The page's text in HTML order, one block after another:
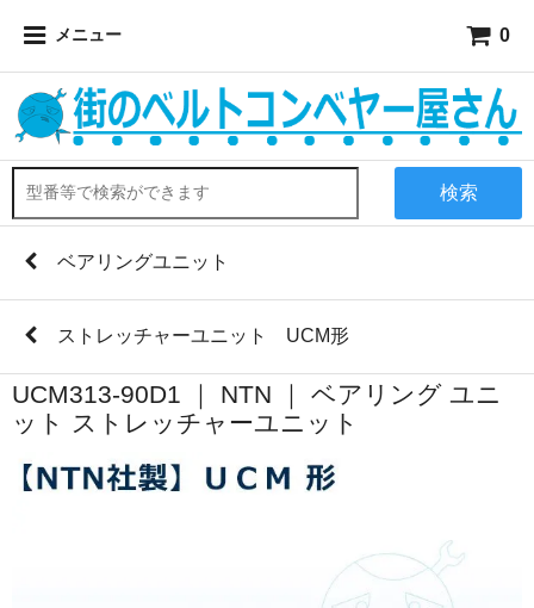
メニュー 0
検索
ベアリングユニット
ストレッチャーユニット UCM形
UCM313-90D1 ｜ NTN ｜ ベアリング ユニ
ット ストレッチャーユニット